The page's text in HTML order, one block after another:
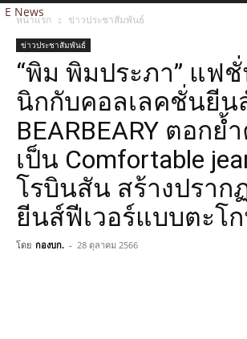
E News
หน้าแรก ข่าวประชาสัมพันธ์
ข่าวประชาสัมพันธ์
“พิม พิมประภา” แฟ
นิกกับคอลเลคชั่นยีน
BEARBEARY ตอกย้
เป็น Comfortable
โรบินสัน สร้างปราก
ยีนส์ฟีเวอร์แบบตะโ
โดย กองบก. - 28 ตุลาคม 2566